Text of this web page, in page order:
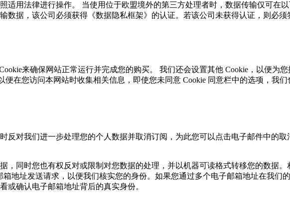
适用法律进行操作。 当使用位于欧盟境外的第三方处理者时，数据传输仅可在
数据，该公司必须获得《数据隐私框架》的认证。若该公司未获得认证，则必须
来确保网站正常运行并完成您的购买。 我们还会设置其他 Cookie，以便为
便在您访问本网站时收集相关信息，即使您未同意 Cookie 同意栏中的选项，我
反对我们进一步处理您的个人数据并取消订阅，为此您可以点击电子邮件中的
，同时您也有权反对或限制对您数据的处理，并以机器可读格式转移您的数据。
地址发送请求，以便我们核实您的身份。如果您通过多个电子邮箱地址在我们
或确认电子邮箱地址背后的真实身份。